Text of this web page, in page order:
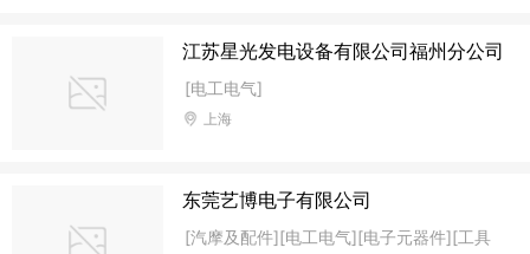
喷涂机、纳米喷枪等及各类零配件，长期提
绿篱机、高枝锯、草坪机、手动工具、灭火
器、喷雾器、地钻、舷外机、高压清洗机、
化油器、各种品牌链条、锉刀、各种配件、
磨链机、接链断链机及园林防护用品等。
江苏星光发电设备有限公司福州分公司
[电工电气]
上海
东莞艺博电子有限公司
[汽摩及配件][电工电气][电子元器件][工具